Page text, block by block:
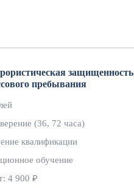
защищенность
пребывания
(36, 72 часа)
квалификации
обучение
4 900 ₽
151 Уголовно-
объектов